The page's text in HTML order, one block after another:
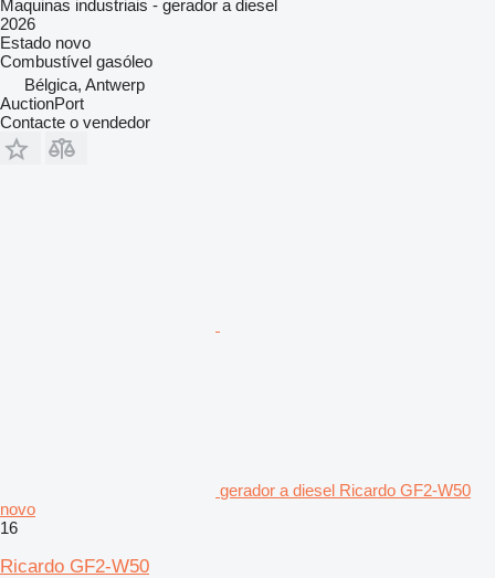
Maquinas industriais - gerador a diesel
2026
Estado novo
Combustível gasóleo
Bélgica, Antwerp
AuctionPort
Contacte o vendedor
gerador a diesel Ricardo GF2-W50
novo
16
Ricardo GF2-W50